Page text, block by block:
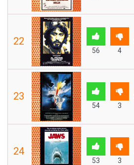
22
56 4
23
54 3
24
53 3